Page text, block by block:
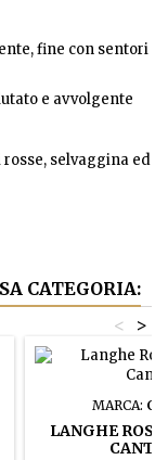
fine con sentori
e avvolgente
rosse, selvaggina ed
CATEGORIA:
>
<
MARCA:
LANGHE